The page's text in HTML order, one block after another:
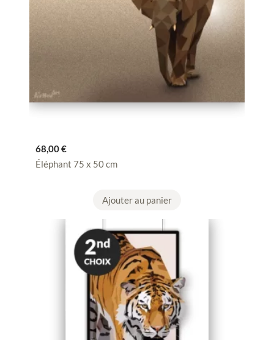
68,00€
Éléphant 75 x 50 cm
Ajouter au panier